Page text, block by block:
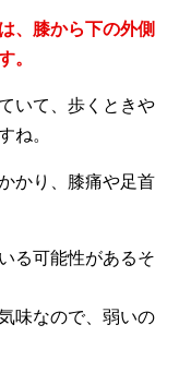
、膝から下の外側
。
いて、歩くときや
ね。
かり、膝痛や足首
る可能性があるそ
味なので、弱いの